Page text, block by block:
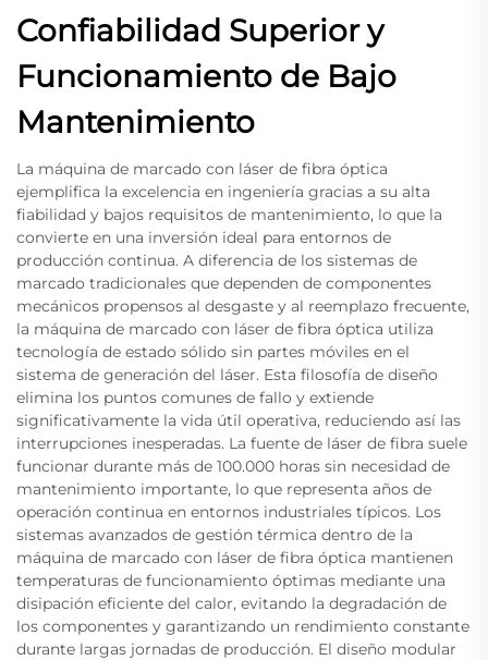
Confiabilidad Superior y
Funcionamiento de Bajo
Mantenimiento
La máquina de marcado con láser de fibra óptica
ejemplifica la excelencia en ingeniería gracias a su alta
fiabilidad y bajos requisitos de mantenimiento, lo que la
convierte en una inversión ideal para entornos de
producción continua. A diferencia de los sistemas de
marcado tradicionales que dependen de componentes
mecánicos propensos al desgaste y al reemplazo frecuente,
la máquina de marcado con láser de fibra óptica utiliza
tecnología de estado sólido sin partes móviles en el
sistema de generación del láser. Esta filosofía de diseño
elimina los puntos comunes de fallo y extiende
significativamente la vida útil operativa, reduciendo así las
interrupciones inesperadas. La fuente de láser de fibra suele
funcionar durante más de 100.000 horas sin necesidad de
mantenimiento importante, lo que representa años de
operación continua en entornos industriales típicos. Los
sistemas avanzados de gestión térmica dentro de la
máquina de marcado con láser de fibra óptica mantienen
temperaturas de funcionamiento óptimas mediante una
disipación eficiente del calor, evitando la degradación de
los componentes y garantizando un rendimiento constante
durante largas jornadas de producción. El diseño modular